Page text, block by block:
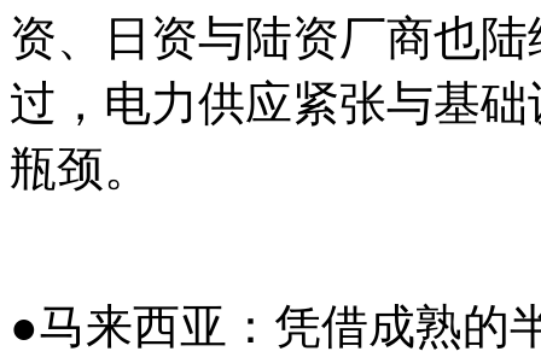
资、日资与陆资厂商也
过，电力供应紧张与基
瓶颈。
●马来西亚：凭借成熟的